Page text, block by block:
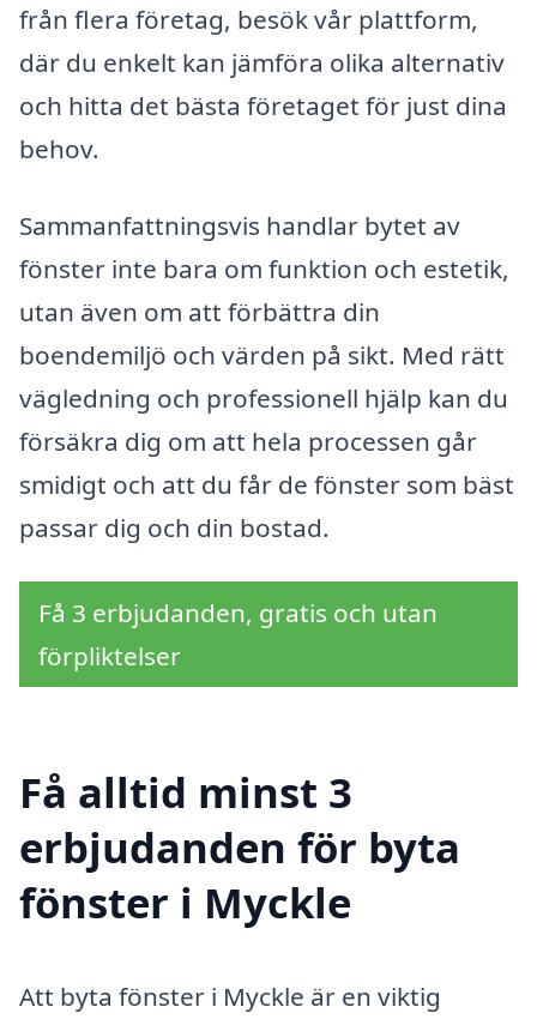
från flera företag, besök vår plattform,
där du enkelt kan jämföra olika alternativ
och hitta det bästa företaget för just dina
behov.
Sammanfattningsvis handlar bytet av
fönster inte bara om funktion och estetik,
utan även om att förbättra din
boendemiljö och värden på sikt. Med rätt
vägledning och professionell hjälp kan du
försäkra dig om att hela processen går
smidigt och att du får de fönster som bäst
passar dig och din bostad.
Få 3 erbjudanden, gratis och utan
förpliktelser
Få alltid minst 3
erbjudanden för byta
fönster i Myckle
Att byta fönster i Myckle är en viktig